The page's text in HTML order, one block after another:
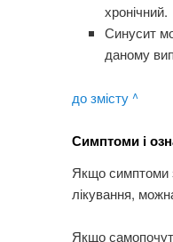
хронічний.
Синусит
даному
до змісту ^
Симптоми і
Якщо симптоми
лікування,
Якщо